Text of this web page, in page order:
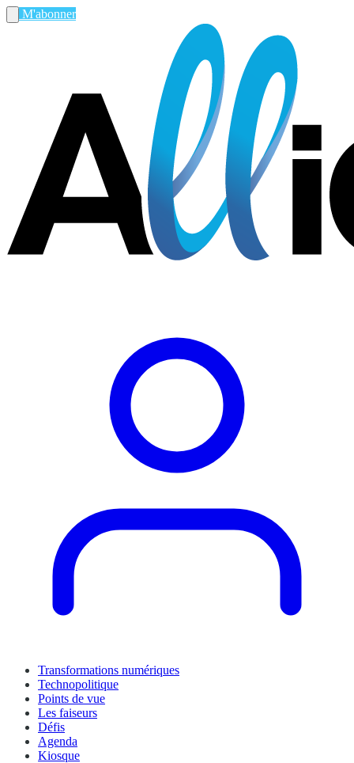
M'abonner
Transformations numériques
Technopolitique
Points de vue
Les faiseurs
Défis
Agenda
Kiosque